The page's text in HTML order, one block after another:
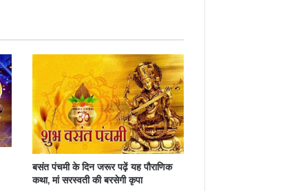
बसंत पंचमी के दिन जरूर पढ़ें यह पौराणिक
कथा, मां सरस्वती की बरसेगी कृपा